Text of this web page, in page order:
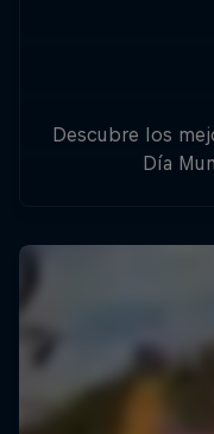
Descubre los
Día